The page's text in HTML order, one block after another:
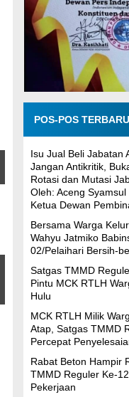
POS-POS TERBARU
Isu Jual Beli Jabatan
Jangan Antikritik,
Rotasi dan Mutasi
Oleh: Aceng
Ketua Dewan
Bersama Warga
Wahyu Jatmiko
02/Pelaihari Bersih-
Satgas TMMD
Pintu MCK RTLH
Hulu
MCK RTLH Milik
Atap, Satgas TMMD
Percepat
Rabat Beton Hampir
TMMD Reguler Ke-
Pekerjaan